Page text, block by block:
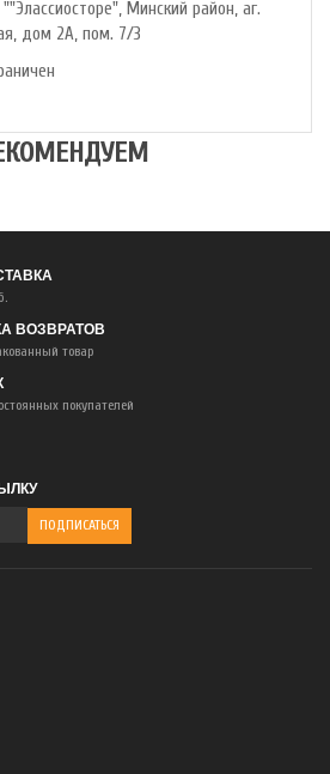
Минский район, аг.
дом 2А, пом. 7/3
ВОЗВРАТОВ
товар
покупателей